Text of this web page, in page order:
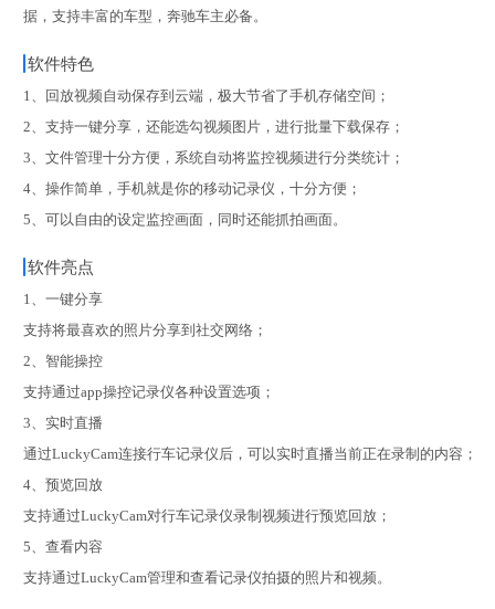
据，支持丰富的车型，奔驰车主必备。
软件特色
1、回放视频自动保存到云端，极大节省了手机存储空间；
2、支持一键分享，还能选勾视频图片，进行批量下载保存；
3、文件管理十分方便，系统自动将监控视频进行分类统计；
4、操作简单，手机就是你的移动记录仪，十分方便；
5、可以自由的设定监控画面，同时还能抓拍画面。
软件亮点
1、一键分享
支持将最喜欢的照片分享到社交网络；
2、智能操控
支持通过app操控记录仪各种设置选项；
3、实时直播
通过LuckyCam连接行车记录仪后，可以实时直播当前正在录制的内容；
4、预览回放
支持通过LuckyCam对行车记录仪录制视频进行预览回放；
5、查看内容
支持通过LuckyCam管理和查看记录仪拍摄的照片和视频。